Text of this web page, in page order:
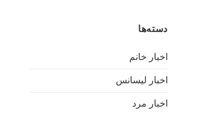
دسته‌ها
اخبار خانم
اخبار لیسانس
اخبار مرد